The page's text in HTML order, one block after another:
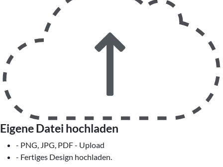
Eigene Datei hochladen
- PNG, JPG, PDF - Upload
- Fertiges Design hochladen.